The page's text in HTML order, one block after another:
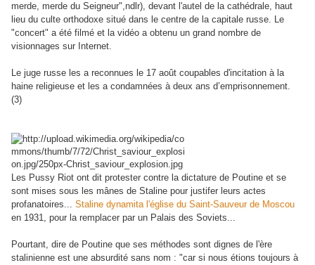
merde, merde du Seigneur",ndlr), devant l'autel de la cathédrale, haut
lieu du culte orthodoxe situé dans le centre de la capitale russe. Le
"concert" a été filmé et la vidéo a obtenu un grand nombre de
visionnages sur Internet.
Le juge russe les a reconnues le 17 août coupables d'incitation à la
haine religieuse et les a condamnées à deux ans d’emprisonnement.
(3)
Les Pussy Riot ont dit protester contre la dictature de Poutine et se
sont mises sous les mânes de Staline pour justifer leurs actes
profanatoires... Staline dynamita l'église du Saint-Sauveur de Moscou
en 1931, pour la remplacer par un Palais des Soviets...
Pourtant, dire de Poutine que ses méthodes sont dignes de l'ère
stalinienne est une absurdité sans nom : "car si nous étions toujours à